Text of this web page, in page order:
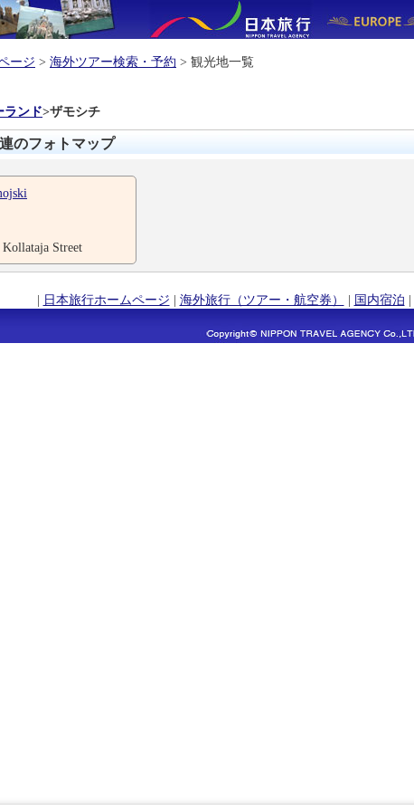
ージ > 海外ツアー検索・予約 > 観光地一覧
ランド>ザモシチ
のフォトマップ
Street
| 日本旅行ホームページ | 海外旅行（ツアー・航空券） | 国内宿泊 |